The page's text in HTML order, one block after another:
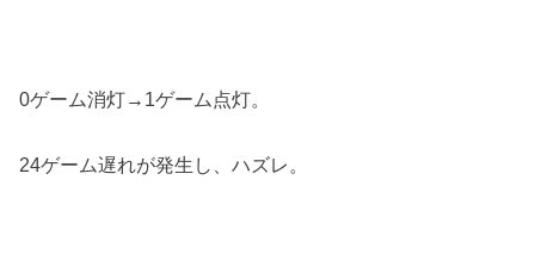
0ゲーム消灯→1ゲーム点灯。
24ゲーム遅れが発生し、ハズレ。